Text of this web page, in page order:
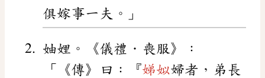
俱嫁事一夫。」
妯娌。《儀禮．喪服》：
「《傳》曰：『娣姒婦者，弟長